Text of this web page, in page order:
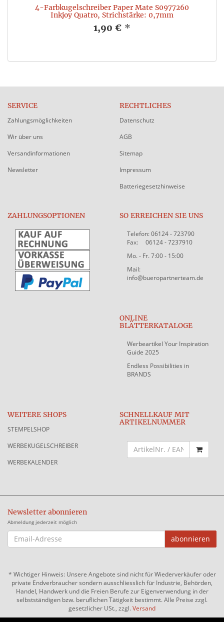
4-Farbkugelschreiber Paper Mate S0977260
Inkjoy Quatro, Strichstärke: 0,7mm
1,90 € *
SERVICE
Zahlungsmöglichkeiten
Wir über uns
Versandinformationen
Newsletter
RECHTLICHES
Datenschutz
AGB
Sitemap
Impressum
Batteriegesetzhinweise
ZAHLUNGSOPTIONEN SO ERREICHEN SIE UNS
Telefon: 06124 - 723790
Fax: 06124 - 7237910
Mo. - Fr. 7:00 - 15:00
Mail:
info@bueropartnerteam.de
ONLINE
BLÄTTERKATALOGE
Werbeartikel Your Inspiration
Guide 2025
Endless Possibilities in
BRANDS
WEITERE SHOPS
STEMPELSHOP
WERBEKUGELSCHREIBER
WERBEKALENDER
SCHNELLKAUF MIT
ARTIKELNUMMER
Newsletter abonnieren
Abmeldung jederzeit möglich
EMAIL-
ADRESSE
abonnieren
* Wichtiger Hinweis: Unsere Angebote sind nicht für Wiederverkäufer oder
private Endverbraucher sondern ausschliesslich für Industrie, Behörden,
Handel, Handwerk und die Freien Berufe zur Eigenverwendung in der
selbstständigen bzw. beruflichen Tätigkeit bestimmt. Alle Preise zzgl.
gesetzlicher USt., zzgl.Versand